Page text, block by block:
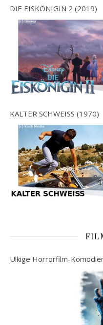
DIE EISKÖNIGIN 2 (2019)
KALTER SCHWEISS (1970)
Ulkige Horrorfilm-